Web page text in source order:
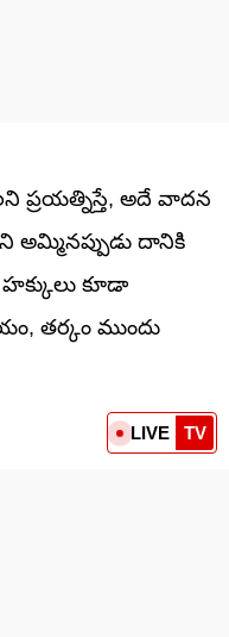
అదే వాదన
అమ్మినప్పుడు దానికి
కూడా
తర్కం ముందు
LIVE TV